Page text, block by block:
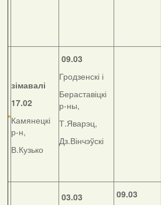
зімавалі
17.02
Камянецкі
р-н,
В.Кузько
09.03
Гродзенскі і
Бераставіцкі
р-ны,
Т.Яварэц,
Дз.Вінчэўскі
03.03
09.03